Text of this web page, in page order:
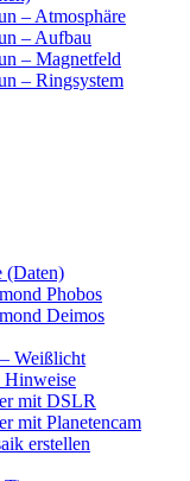
– Atmosphäre
– Aufbau
– Magnetfeld
– Ringsystem
(Daten)
Phobos
Deimos
Weißlicht
Hinweise
mit DSLR
mit Planetencam
erstellen